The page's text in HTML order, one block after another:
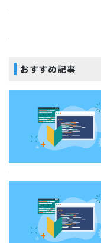
おすすめ記事